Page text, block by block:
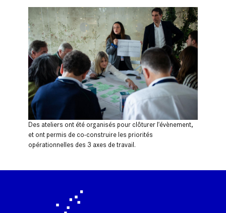
Des ateliers ont été organisés pour clôturer l'évènement,
et ont permis de co-construire les priorités
opérationnelles des 3 axes de travail.